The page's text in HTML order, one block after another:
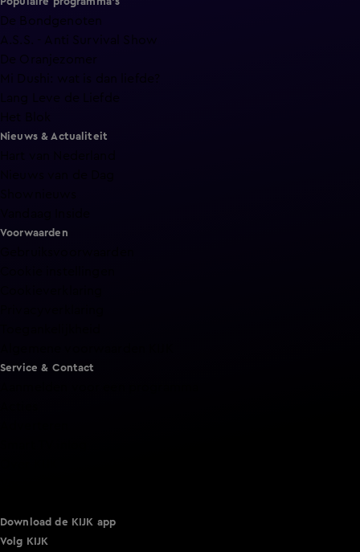
De Bondgenoten
A.S.S. - Anti Survival Show
De Oranjezomer
Mi Dushi: wat is dan liefde?
Nieuws & Actualiteit
Voorwaarden
Service & Contact
Download de KIJK app
Volg KIJK